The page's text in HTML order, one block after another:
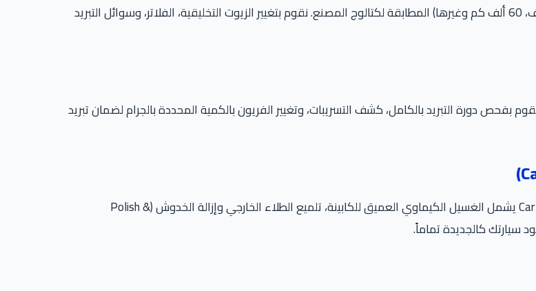
لا تنتظر حتى تعطل سيارتك! نقدم برامج الصيانات الدورية (10 آلاف، 40 ألف، 60 ألف كم وغيرها) المطابقة لكتالوج المصنع. نقوم بتغيير الزيوت التخليقية، الفلاتر، وسوائل التبريد
دورة التبريد بالكامل، كشف التسريبات، وتغيير الفريون بالكمية المحددة بالجرام لضمان تبريد
عنايتنا بسيارتك لا تقتصر على الميكانيكا. يضم المركز قسماً خاصاً بالـ Car Care يشمل الغسيل الكيماوي العميق للكابينة، تلميع الطلاء الخارجي وإزالة الخدوش (Polish &